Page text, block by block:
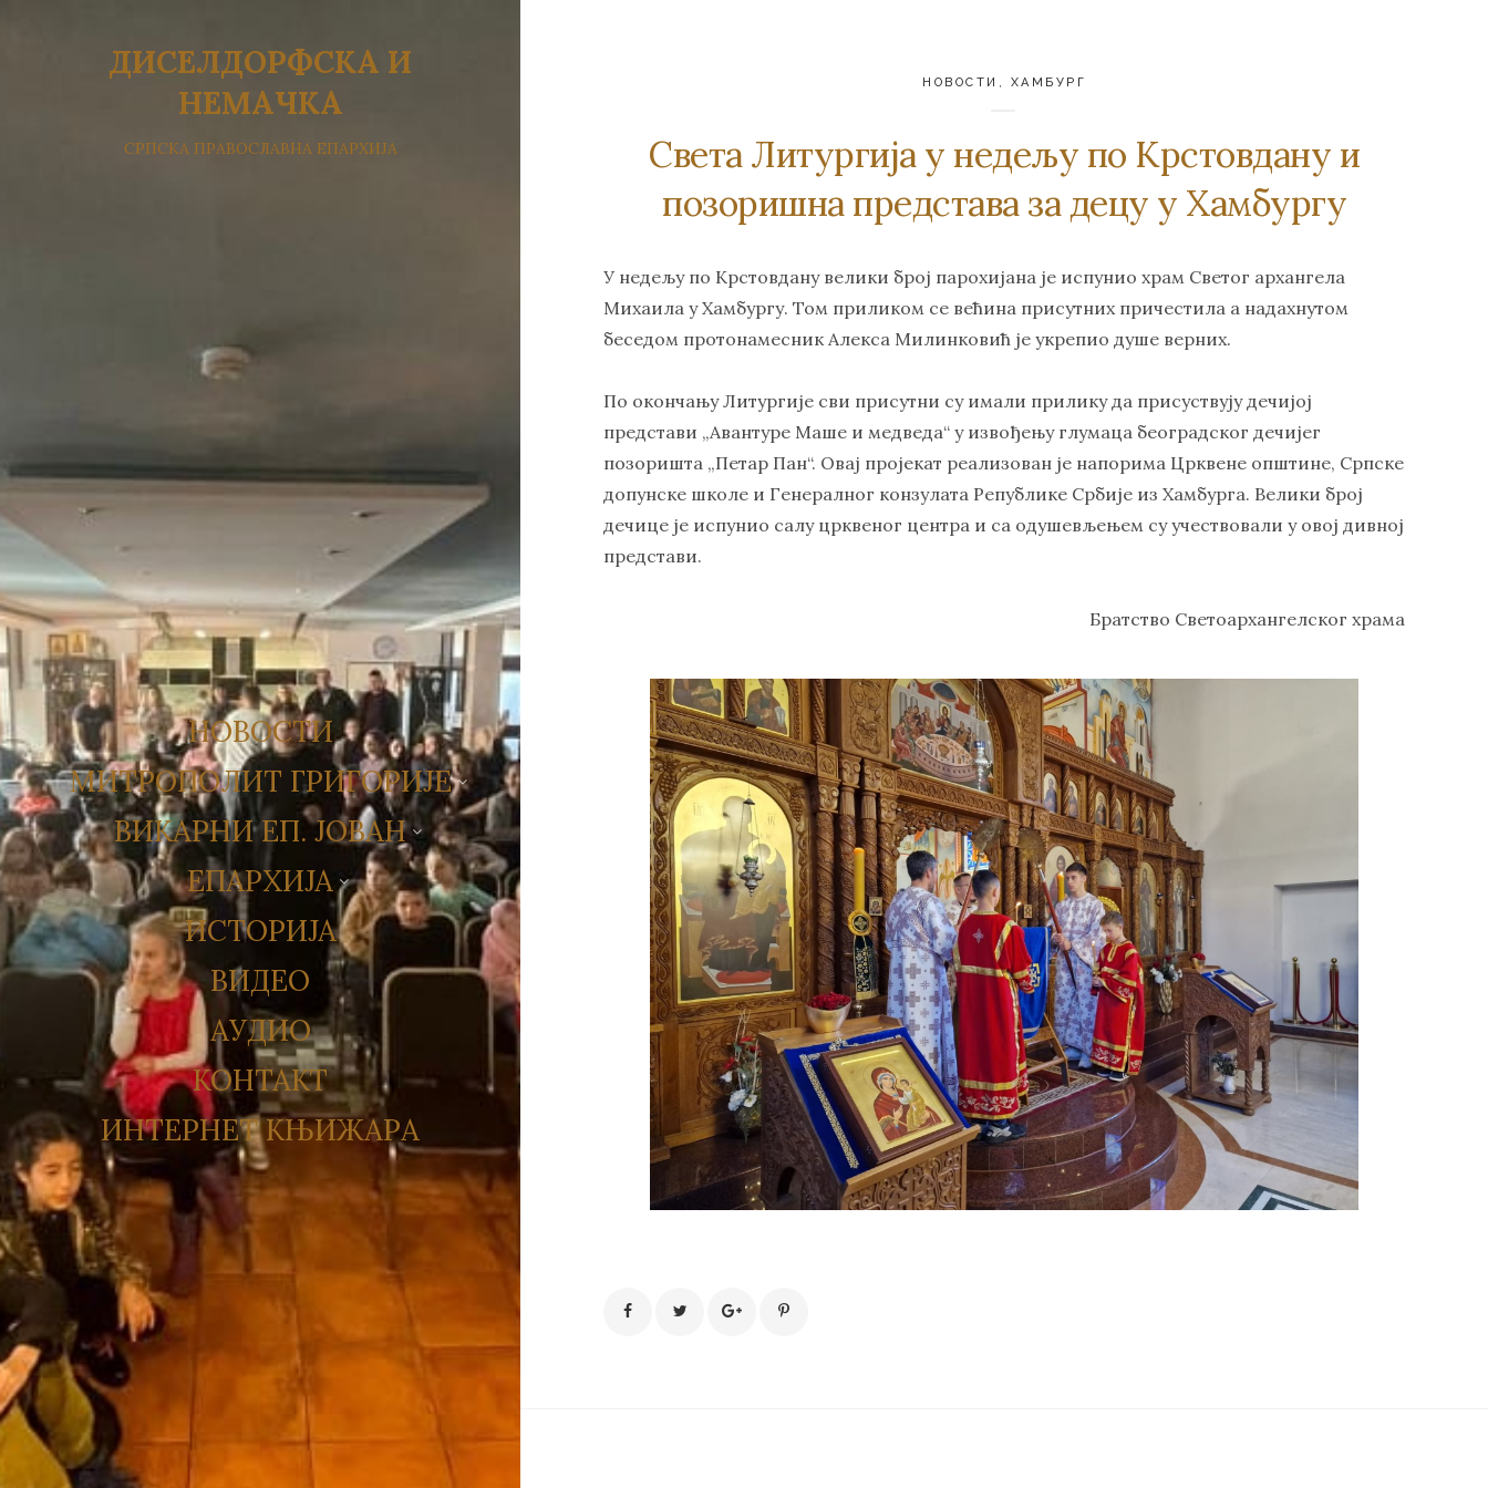
ДИСЕЛДОРФСКА И
НЕМАЧКА
СРПСКА ПРАВОСЛАВНА ЕПАРХИЈА
НОВОСТИ
МИТРОПОЛИТ ГРИГОРИЈЕ
ВИКАРНИ ЕП. ЈОВАН
ЕПАРХИЈА
ИСТОРИЈА
ВИДЕО
АУДИО
КОНТАКТ
ИНТЕРНЕТ КЊИЖАРА
НОВОСТИ , ХАМБУРГ
Света Литургија у недељу по Крстовдану и
позоришна представа за децу у Хамбургу
У недељу по Крстовдану велики број парохијана је испунио храм Светог aрхангела
Михаила у Хамбургу. Том приликом се већина присутних причестила а надахнутом
беседом протонамесник Алекса Милинковић је укрепио душе верних.
По окончању Литургије сви присутни су имали прилику да присуствују дечијој
представи „Авантуре Маше и медведа“ у извођењу глумаца београдског дечијег
позоришта „Петар Пан“. Овај пројекат реализован је напорима Црквене општине, Српске
допунске школе и Генералног конзулата Републике Србије из Хамбурга. Велики број
дечице је испунио салу црквеног центра и са одушевљењем су учествовали у овој дивној
представи.
Братство Светоархангелског храма